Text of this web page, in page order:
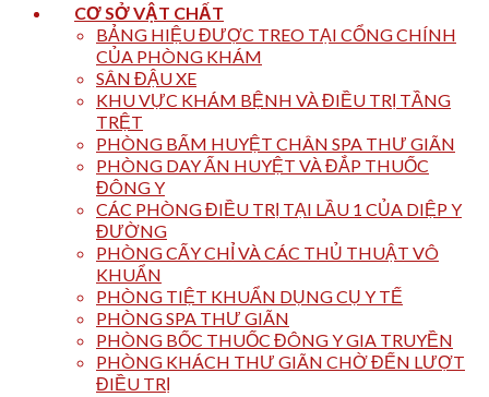
CƠ SỞ VẬT CHẤT
BẢNG HIỆU ĐƯỢC TREO TẠI CỔNG CHÍNH
CỦA PHÒNG KHÁM
SÂN ĐẬU XE
KHU VỰC KHÁM BỆNH VÀ ĐIỀU TRỊ TẦNG
TRỆT
PHÒNG BẤM HUYỆT CHÂN SPA THƯ GIÃN
PHÒNG DAY ẤN HUYỆT VÀ ĐẮP THUỐC
ĐÔNG Y
CÁC PHÒNG ĐIỀU TRỊ TẠI LẦU 1 CỦA DIỆP Y
ĐƯỜNG
PHÒNG CẤY CHỈ VÀ CÁC THỦ THUẬT VÔ
KHUẨN
PHÒNG TIỆT KHUẨN DỤNG CỤ Y TẾ
PHÒNG SPA THƯ GIÃN
PHÒNG BỐC THUỐC ĐÔNG Y GIA TRUYỀN
PHÒNG KHÁCH THƯ GIÃN CHỜ ĐẾN LƯỢT
ĐIỀU TRỊ